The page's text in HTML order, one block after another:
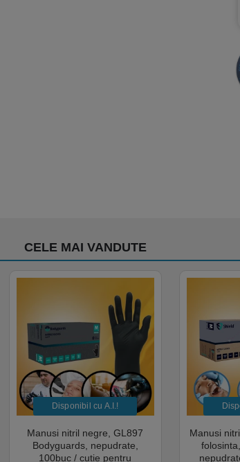
CELE MAI VANDUTE
Disponibil cu A.I.​!
Manusi nitril negre, GL897
Bodyguards, nepudrate,
100buc / cutie pentru
Manusi